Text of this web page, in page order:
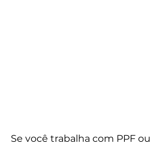
Se você trabalha com PPF